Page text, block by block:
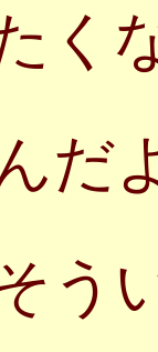
く
だ
う